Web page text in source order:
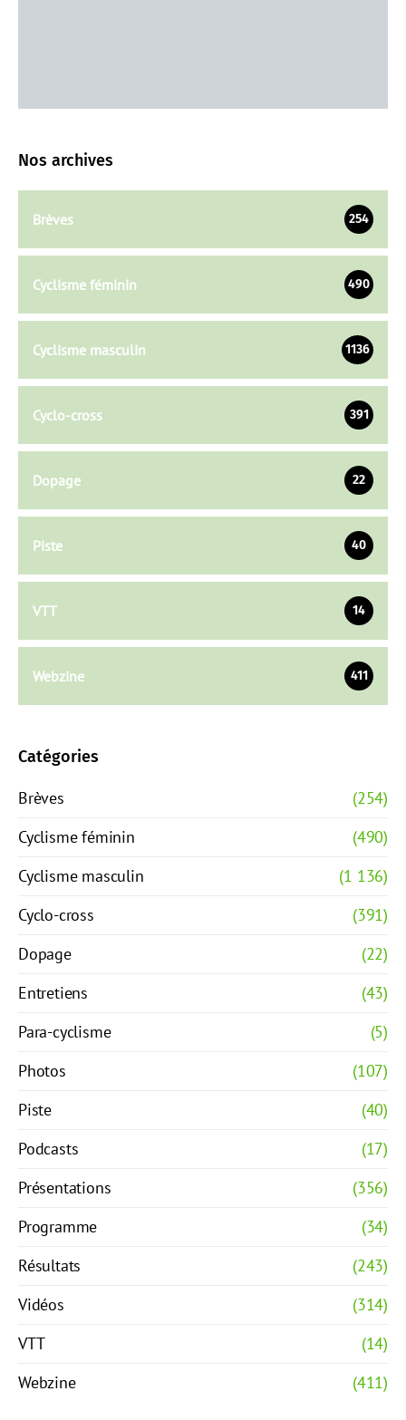
Nos archives
Brèves 254
Cyclisme féminin 490
Cyclisme masculin 1136
Cyclo-cross 391
Dopage 22
Piste 40
VTT 14
Webzine 411
Catégories
Brèves
(254)
Cyclisme féminin
(490)
Cyclisme masculin
(1 136)
Cyclo-cross
(391)
Dopage
(22)
Entretiens
(43)
Para-cyclisme
(5)
Photos
(107)
Piste
(40)
Podcasts
(17)
Présentations
(356)
Programme
(34)
Résultats
(243)
Vidéos
(314)
VTT
(14)
Webzine
(411)